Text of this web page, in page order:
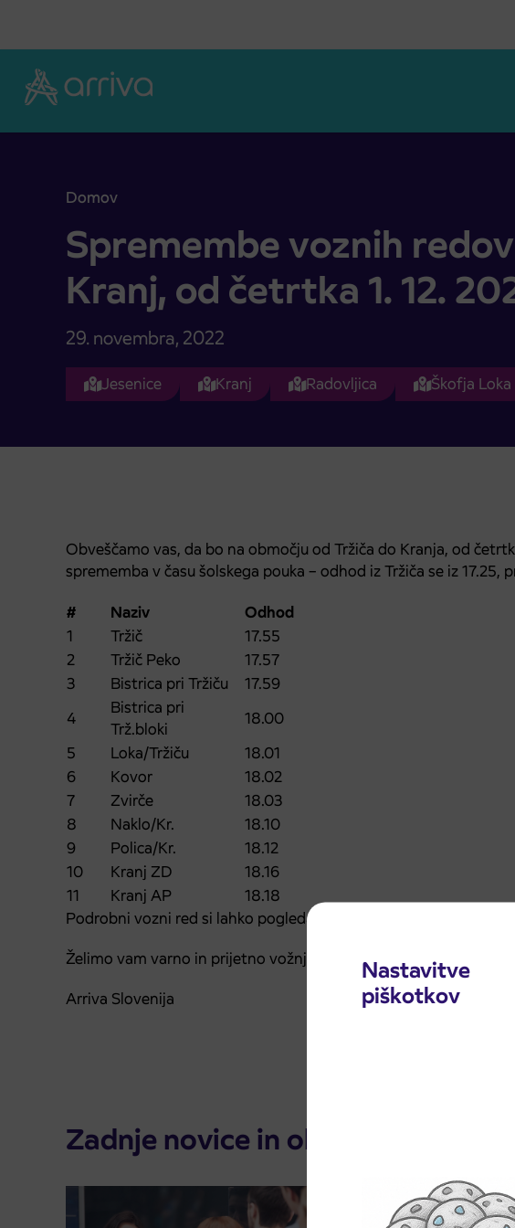
Nastavitve
piškotkov
Domov
Spremembe voznih redov Tržič-Kranj, od četrtka 1. 12. 2022
Spremembe voznih
Kranj, od četrtka 1. 12.
29. novembra, 2022
Jesenice Kranj Radovljica Škofja Loka
Obveščamo vas, da bo na območju od Tržiča do Kranja, od
sprememba v času šolskega pouka – odhod iz Tržiča se iz 17.25,
# Naziv
Odhod
1
Tržič
17.55
2
Tržič Peko
17.57
3
Bistrica pri Tržiču
17.59
4
Bistrica pri
Trž.bloki
18.00
5
Loka/Tržiču
18.01
6
Kovor
18.02
7
Zvirče
18.03
8
Naklo/Kr.
18.10
9
Polica/Kr.
18.12
10
Kranj ZD
18.16
11
Kranj AP
18.18
Podrobni vozni red si lahko pogledate v spletnem iskalniku za
Želimo vam varno in prijetno vožnjo.
Arriva Slovenija
Zadnje novice in obvestila